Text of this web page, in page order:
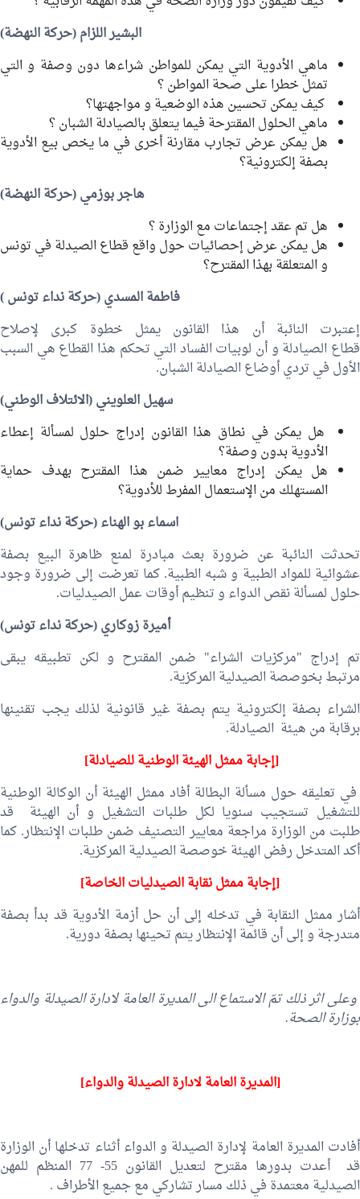
البشير اللزام(حركة النهضة)
ماهي الأدوية التي يمكن للمواطن شراءها دون وصفة و التي
تمثل خطرا على صحة المواطن ؟
كيف يمكن تحسين هذه الوضعية و مواجهتها؟
ماهي الحلول المقترحة فيما يتعلق بالصيادلة الشبان ؟
هل يمكن عرض تجارب مقارنة أخرى في ما يخص بيع الأدوية
بصفة إلكترونية؟
هاجر بوزمي(حركة النهضة)
هل تم عقد إجتماعات مع الوزارة ؟
هل يمكن عرض إحصائيات حول واقع قطاع الصيدلة في تونس
و المتعلقة بهذا المقترح؟
فاطمة المسدي(حركة نداء تونس )
إعتبرت النائبة أن هذا القانون يمثل خطوة كبرى لإصلاح
قطاع الصيادلة و أن لوبيات الفساد التي تحكم هذا القطاع هي السبب
الأول في تردي أوضاع الصيادلة الشبان.
سهيل العلويني(الائتلاف الوطني)
هل يمكن في نطاق هذا القانون إدراج حلول لمسألة إعطاء
الأدوية بدون وصفة؟
هل يمكن إدراج معايير ضمن هذا المقترح بهدف حماية
المستهلك من الإستعمال المفرط للأدوية؟
اسماء بو الهناء(حركة نداء تونس)
تحدثت النائبة عن ضرورة بعث مبادرة لمنع ظاهرة البيع بصفة
عشوائية للمواد الطبية و شبه الطبية. كما تعرضت إلى ضرورة وجود
حلول لمسألة نقص الدواء و تنظيم أوقات عمل الصيدليات.
أميرة زوكاري(حركة نداء تونس)
تم إدراج "مركزيات الشراء" ضمن المقترح و لكن تطبيقه يبقى
مرتبط بخوصصة الصيدلية المركزية.
الشراء بصفة إلكترونية يتم بصفة غير قانونية لذلك يجب تقنينها
برقابة من هيئة الصيادلة.
[إجابة ممثل الهيئة الوطنية للصيادلة]
في تعليقه حول مسألة البطالة أفاد ممثل الهيئة أن الوكالة الوطنية
للتشغيل تستجيب سنويا لكل طلبات التشغيل و أن الهيئة قد
طلبت من الوزارة مراجعة معايير التصنيف ضمن طلبات الإنتظار. كما
أكد المتدخل رفض الهيئة خوصصة الصيدلية المركزية.
[إجابة ممثل نقابة الصيدليات الخاصة]
أشار ممثل النقابة في تدخله إلى أن حل أزمة الأدوية قد بدأ بصفة
متدرجة و إلى أن قائمة الإنتظار يتم تحينها بصفة دورية.
وعلى اثر ذلك تمّ الاستماع الى المديرة العامة لادارة الصيدلة والدواء
بوزارة الصحة.
[المديرة العامة لادارة الصيدلة والدواء]
أفادت المديرة العامة لإدارة الصيدلة و الدواء أثناء تدخلها أن الوزارة
قد أعدت بدورها مقترح لتعديل القانون 55- 77 المنظم للمهن
الصيدلية معتمدة في ذلك مسار تشاركي مع جميع الأطراف .